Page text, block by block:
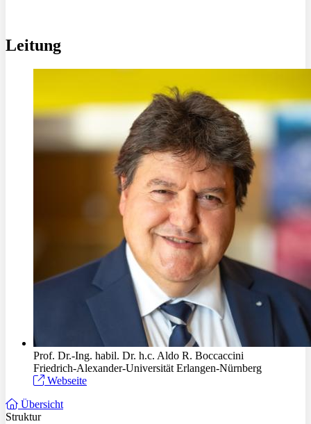
Leitung
Prof. Dr.-Ing. habil. Dr. h.c. Aldo R. Boccaccini
Friedrich-Alexander-Universität Erlangen-Nürnberg
Webseite
Übersicht
Struktur